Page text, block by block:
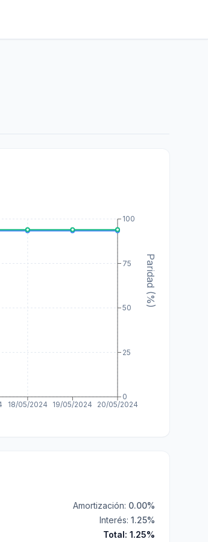
18/05/2024 19/05/2024 20/05/2024
0
25
50
75
100
Paridad (%)
Amortización: 0.00%
Interés: 1.25%
Total: 1.25%